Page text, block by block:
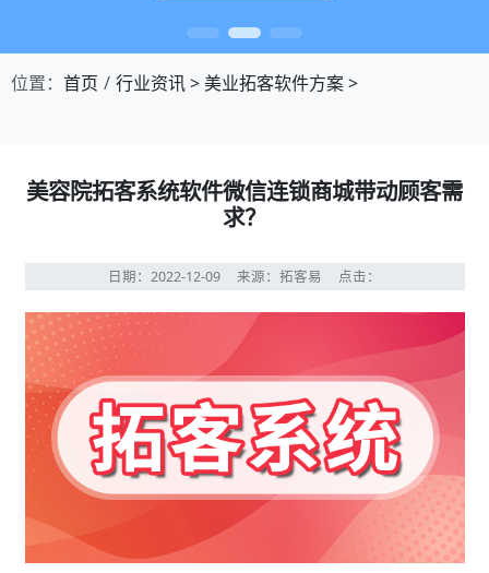
位置： 首页 行业资讯>美业拓客软件方案>
美容院拓客系统软件微信连锁商城带动顾客需
求？
日期：2022-12-09 来源：拓客易 点击：